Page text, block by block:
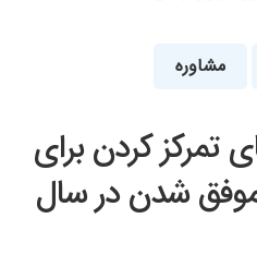
مشاوره
تمرکز کردن برای
شدن در سال